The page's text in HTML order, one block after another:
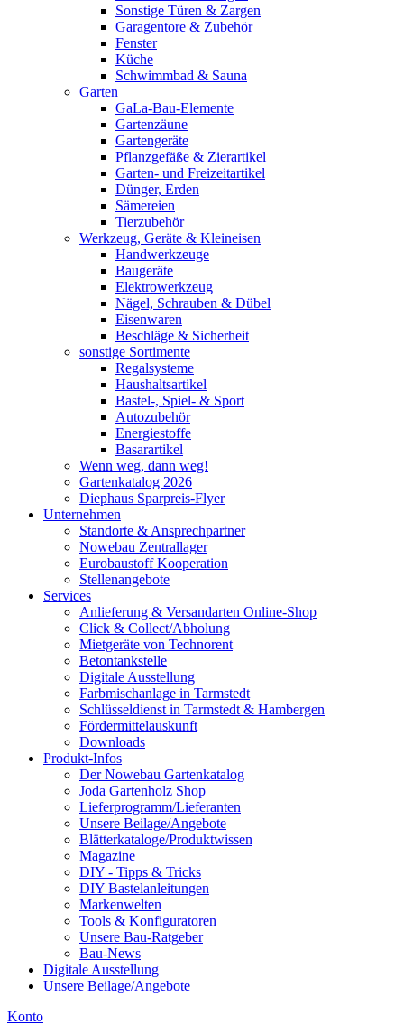
Sonstige Türen & Zargen
Garagentore & Zubehör
Fenster
Küche
Schwimmbad & Sauna
Garten
GaLa-Bau-Elemente
Gartenzäune
Gartengeräte
Pflanzgefäße & Zierartikel
Garten- und Freizeitartikel
Dünger, Erden
Sämereien
Tierzubehör
Werkzeug, Geräte & Kleineisen
Handwerkzeuge
Baugeräte
Elektrowerkzeug
Nägel, Schrauben & Dübel
Eisenwaren
Beschläge & Sicherheit
sonstige Sortimente
Regalsysteme
Haushaltsartikel
Bastel-, Spiel- & Sport
Autozubehör
Energiestoffe
Basarartikel
Wenn weg, dann weg!
Gartenkatalog 2026
Diephaus Sparpreis-Flyer
Unternehmen
Standorte & Ansprechpartner
Nowebau Zentrallager
Eurobaustoff Kooperation
Stellenangebote
Services
Anlieferung & Versandarten Online-Shop
Click & Collect/Abholung
Mietgeräte von Technorent
Betontankstelle
Digitale Ausstellung
Farbmischanlage in Tarmstedt
Schlüsseldienst in Tarmstedt & Hambergen
Fördermittelauskunft
Downloads
Produkt-Infos
Der Nowebau Gartenkatalog
Joda Gartenholz Shop
Lieferprogramm/Lieferanten
Unsere Beilage/Angebote
Blätterkataloge/Produktwissen
Magazine
DIY - Tipps & Tricks
DIY Bastelanleitungen
Markenwelten
Tools & Konfiguratoren
Unsere Bau-Ratgeber
Bau-News
Digitale Ausstellung
Unsere Beilage/Angebote
Konto